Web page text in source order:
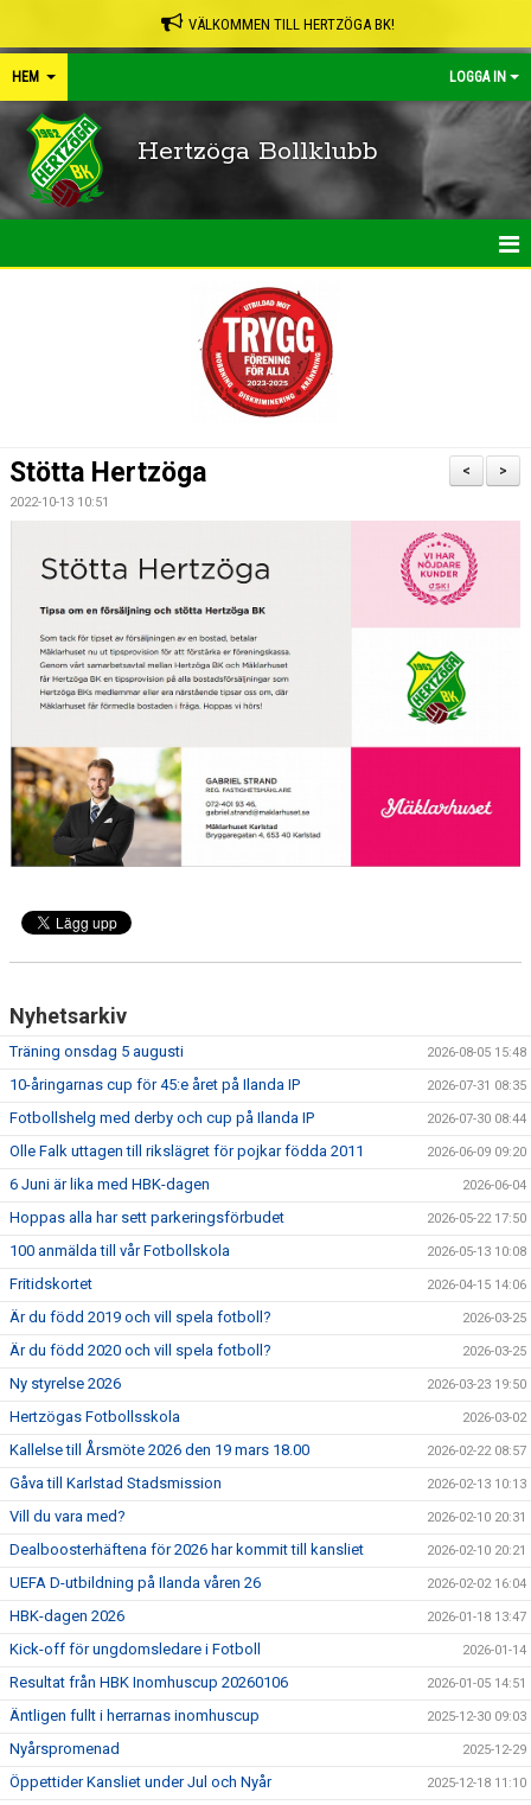
VÄLKOMMEN TILL HERTZÖGA BK!
HEM LOGGA IN
Hertzöga Bollklubb
SHOP
MATCHER
KONTAKTER & LAG
FÖRENINGSDOKUMENT_GAMLA
SPONSORER
FÖRENINGSDOKUMENT
>
<
Stötta Hertzöga
2022-10-13 10:51
Nyhetsarkiv
Träning onsdag 5 augusti 2026-08-05 15:48
10-åringarnas cup för 45:e året på Ilanda IP 2026-07-31 08:35
Fotbollshelg med derby och cup på Ilanda IP 2026-07-30 08:44
Olle Falk uttagen till rikslägret för pojkar födda 2011 2026-06-09 09:20
6 Juni är lika med HBK-dagen 2026-06-04
Hoppas alla har sett parkeringsförbudet 2026-05-22 17:50
100 anmälda till vår Fotbollskola 2026-05-13 10:08
Fritidskortet 2026-04-15 14:06
Är du född 2019 och vill spela fotboll? 2026-03-25
Är du född 2020 och vill spela fotboll? 2026-03-25
Ny styrelse 2026 2026-03-23 19:50
Hertzögas Fotbollsskola 2026-03-02
Kallelse till Årsmöte 2026 den 19 mars 18.00 2026-02-22 08:57
Gåva till Karlstad Stadsmission 2026-02-13 10:13
Vill du vara med? 2026-02-10 20:31
Dealboosterhäftena för 2026 har kommit till kansliet 2026-02-10 20:21
UEFA D-utbildning på Ilanda våren 26 2026-02-02 16:04
HBK-dagen 2026 2026-01-18 13:47
Kick-off för ungdomsledare i Fotboll 2026-01-14
Resultat från HBK Inomhuscup 20260106 2026-01-05 14:51
Äntligen fullt i herrarnas inomhuscup 2025-12-30 09:03
Nyårspromenad 2025-12-29
Öppettider Kansliet under Jul och Nyår 2025-12-18 11:10